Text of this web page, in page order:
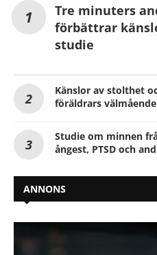
Tre minuters
förbättrar
studie
Känslor av stolthet
föräldrars välmående
Studie om minnen
ångest, PTSD och
ANNONS